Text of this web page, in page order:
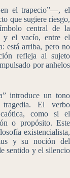
el trapecio”—, el
que sugiere riesgo,
central de la
y el vacío, entre el
está arriba, pero no
refleja al sujeto
por anhelos
introduce un tono
El verbo
como si el
o propósito. Este
existencialista,
y su noción del
sentido y el silencio